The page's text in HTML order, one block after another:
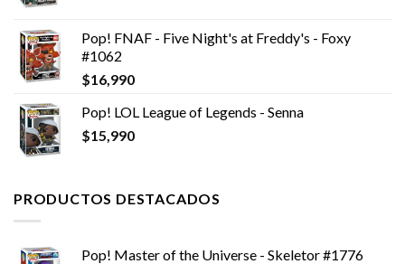
Pop! FNAF - Five Night's at Freddy's - Foxy
#1062
$16,990
Pop! LOL League of Legends - Senna
$15,990
PRODUCTOS DESTACADOS
Pop! Master of the Universe - Skeletor #1776